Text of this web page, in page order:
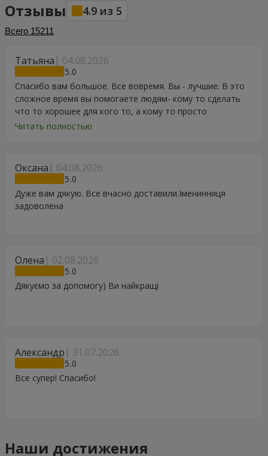
Отзывы 4.9 из 5
Всего 15211
Татьяна 04.08.2026
5
Спасибо вам большое. Все вовремя. Вы - лучшие. В это
сложное время вы помогаете людям- кому то сделать
что то хорошее для кого то, а кому то просто
порадоваться цветам, подарку, тортику, поздравлению.
Читать полностью
Оксана 04.08.2026
5
Дуже вам дякую. Все вчасно доставили.Іменинниця
задоволена
Олена 02.08.2026
5
Дякуємо за допомогу) Ви найкращі
Александр 31.07.2026
5
Все супер! Спасибо!
Наши достижения